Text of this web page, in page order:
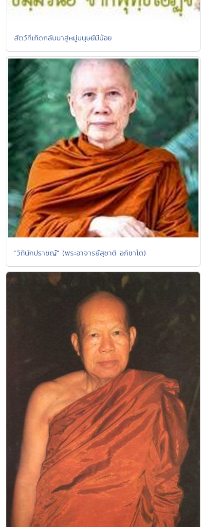
สัตว์ที่เกิดกลับมาสู่หมู่มนุษย์มีน้อย
"วิถีนักปราชญ์" (พระอาจารย์สุชาติ อภิชาโต)